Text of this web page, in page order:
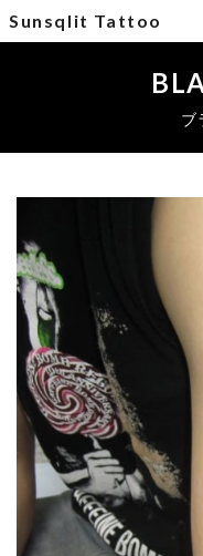
Sunsqlit Tattoo
ブ